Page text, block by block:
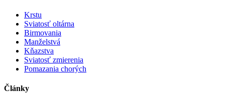
Krstu
Sviatosť oltárna
Birmovania
Manželstvá
Kňazstva
Sviatosť zmierenia
Pomazania chorých
Články